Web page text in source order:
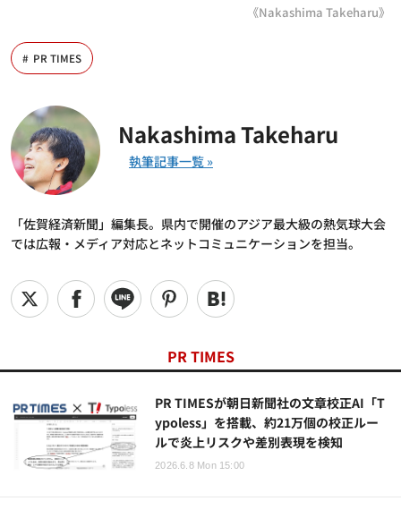
《Nakashima Takeharu》
PR TIMES
Nakashima Takeharu
「佐賀経済新聞」編集長。県内で開催のアジア最大級の熱気球大会
では広報・メディア対応とネットコミュニケーションを担当。
PR TIMES
PR TIMESが朝日新聞社の文章校正AI「T
ypoless」を搭載、約21万個の校正ルー
ルで炎上リスクや差別表現を検知
2026.6.8 Mon 15:00